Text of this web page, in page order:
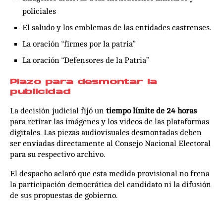
policiales
El saludo y los emblemas de las entidades castrenses.
La oración “firmes por la patria”
La oración “Defensores de la Patria”
Plazo para desmontar la
publicidad
La decisión judicial fijó un tiempo límite de 24 horas
para retirar las imágenes y los videos de las plataformas
digitales. Las piezas audiovisuales desmontadas deben
ser enviadas directamente al Consejo Nacional Electoral
para su respectivo archivo.
El despacho aclaró que esta medida provisional no frena
la participación democrática del candidato ni la difusión
de sus propuestas de gobierno.